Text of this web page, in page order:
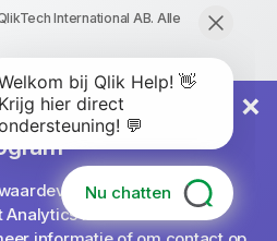
Nu chatten
International AB. Alle
Analytics
QlikView-apps op
Modernization